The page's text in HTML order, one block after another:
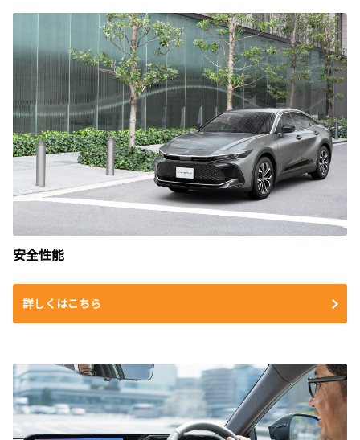
安全性能
詳しくはこちら